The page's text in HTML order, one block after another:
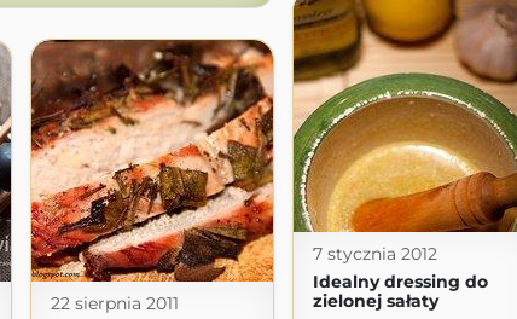
7 stycznia 2012
Idealny dressing do
zielonej sałaty
22 sierpnia 2011